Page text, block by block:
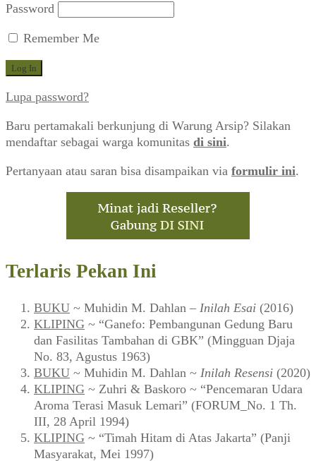
Password
Remember Me
Lupa password?
Baru pertamakali berkunjung di Warung Arsip? Silakan
mendaftar sebagai warga komunitas di sini.
Pertanyaan atau saran bisa disampaikan via formulir ini.
Terlaris Pekan Ini
BUKU ~ Muhidin M. Dahlan – Inilah Esai (2016)
KLIPING ~ “Ganefo: Pembangunan Gedung Baru
dan Fasilitas Tambahan di GBK” (Mingguan Djaja
No. 83, Agustus 1963)
BUKU ~ Muhidin M. Dahlan ~ Inilah Resensi (2020)
KLIPING ~ Zuhri & Baskoro ~ “Pencemaran Udara
Aroma Terasi Masuk Lemari” (FORUM_No. 1 Th.
III, 28 April 1994)
KLIPING ~ “Timah Hitam di Atas Jakarta” (Panji
Masyarakat, Mei 1997)